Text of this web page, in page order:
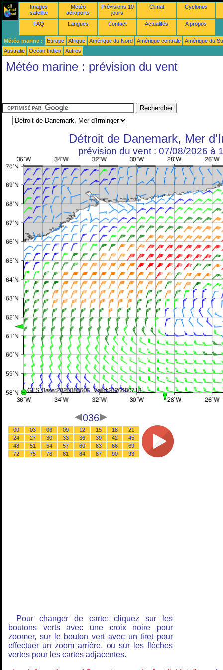
Images
satellite
Météo
aéroports
Prévisions 10
jours
Climat Cyclones
FAQ Langues Contact Actualités A propos
Météo marine : Europe Afrique Amérique du Nord Amérique centrale
Amérique du
Australie
Océan Indien Autres
Météo marine : prévision du vent
Détroit de Danemark, Mer
prévision du vent : 07/08/2026 à
036
00 03 06 09 12 15 18
21
24
27 30 33 36 39 42
45
48
51 54 57 60 63 66
69
72
75 78 81 84 87 90 93
Pour changer de carte: cliquez sur les
boutons verts avec une croix noire pour
zoomer, sur le bouton vert avec un tiret pour
effectuer un zoom arrière, ou sur les flèches
vertes pour les cartes adjacentes.